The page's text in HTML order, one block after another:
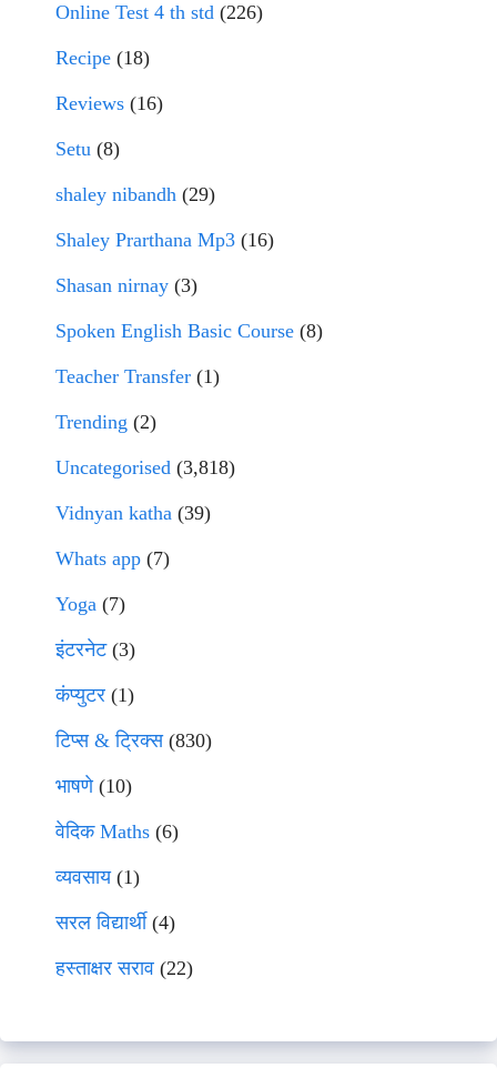
Online Test 4 th std (226)
Recipe (18)
Reviews (16)
Setu (8)
shaley nibandh (29)
Shaley Prarthana Mp3 (16)
Shasan nirnay (3)
Spoken English Basic Course (8)
Teacher Transfer (1)
Trending (2)
Uncategorised (3,818)
Vidnyan katha (39)
Whats app (7)
Yoga (7)
इंटरनेट(3)
कंप्युटर (1)
टिप्स & ट्रिक्स(830)
भाषणे(10)
वेदिक Maths (6)
व्यवसाय(1)
सरल विद्यार्थी(4)
हस्ताक्षर सराव (22)